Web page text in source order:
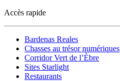
Accès rapide
Bardenas Reales
Chasses au trésor numériques
Corridor Vert de l’Èbre
Sites Starlight
Restaurants